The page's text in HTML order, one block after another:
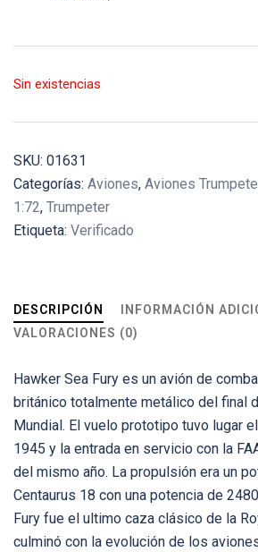
Sin existencias
SKU: 01631
Categorías: Aviones, Aviones
1:72, Trumpeter
Etiqueta: Verificado
DESCRIPCIÓN
INFORMACIÓN
VALORACIONES (0)
Hawker Sea Fury es un avión de
británico totalmente metálico del final
Mundial. El vuelo prototipo tuvo lugar
1945 y la entrada en servicio con la
del mismo año. La propulsión era un
Centaurus 18 con una potencia de
Fury fue el ultimo caza clásico de la
culminó con la evolución de los